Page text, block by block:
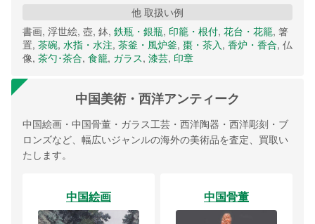
他 取扱い例
書画, 浮世絵, 壺, 鉢, 鉄瓶・銀瓶, 印籠・根付, 花台・花籠, 箸
置, 茶碗, 水指・水注, 茶釜・風炉釜, 棗・茶入, 香炉・香合, 仏
像, 茶勺･茶合, 食籠, ガラス, 漆芸, 印章
中国美術・西洋アンティーク
中国絵画・中国骨董・ガラス工芸・西洋陶器・西洋彫刻・ブ
ロンズなど、幅広いジャンルの海外の美術品を査定、買取い
たします。
中国絵画 中国骨董